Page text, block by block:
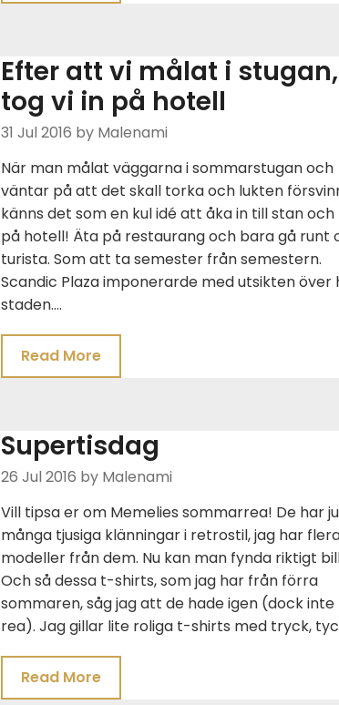
Efter att vi målat i stugan,
tog vi in på hotell
31 Jul 2016 by Malenami
När man målat väggarna i sommarstugan och
väntar på att det skall torka och lukten
känns det som en kul idé att åka in till stan och
på hotell! Äta på restaurang och bara gå runt
turista. Som att ta semester från semestern.
Scandic Plaza imponerarde med utsikten över
staden….
Read More
Supertisdag
26 Jul 2016 by Malenami
Vill tipsa er om Memelies sommarrea! De har
många tjusiga klänningar i retrostil, jag har
modeller från dem. Nu kan man fynda riktigt
Och så dessa t-shirts, som jag har från förra
sommaren, såg jag att de hade igen (dock inte
rea). Jag gillar lite roliga t-shirts med tryck,
Read More